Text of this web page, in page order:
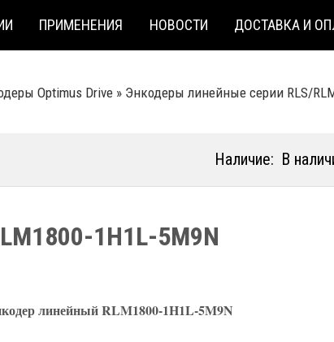
ПРИМЕНЕНИЯ НОВОСТИ ДОСТАВКА И
Optimus Drive » Энкодеры линейные серии RLS/
Наличие: В
1H1L-5M9N
линейный RLM1800-1H1L-5M9N